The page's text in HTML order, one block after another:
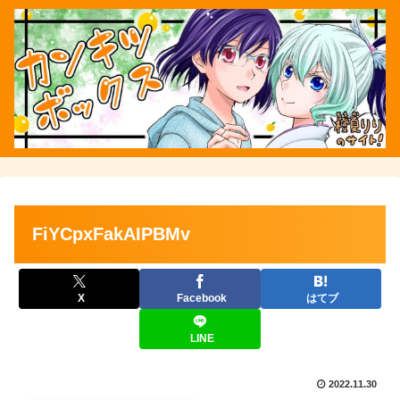
FiYCpxFakAIPBMv
X Facebook はてブ
LINE
2022.11.30